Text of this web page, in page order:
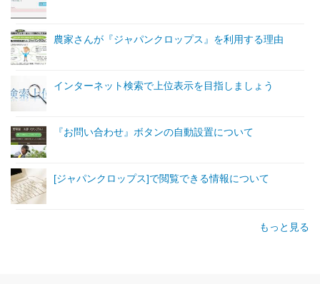
農家さんが『ジャパンクロップス』を利用する理由
インターネット検索で上位表示を目指しましょう
『お問い合わせ』ボタンの自動設置について
[ジャパンクロップス]で閲覧できる情報について
もっと見る